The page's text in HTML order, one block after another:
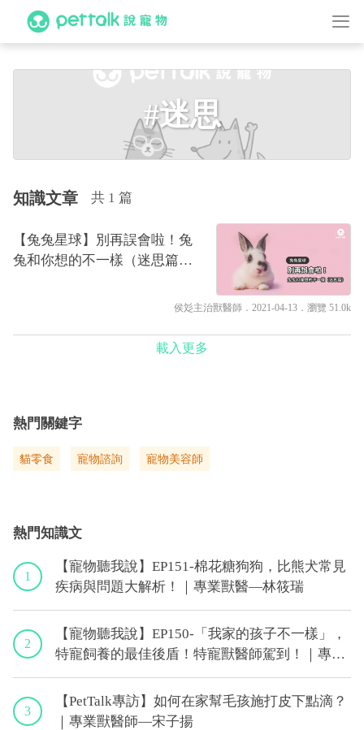
#迷思
知識文章 共 1 篇
【兔兔星球】別再誤會啦！兔
兔和你想的不一樣（迷思篇）
侯彣主治獸醫師 ．2021-04-13． 瀏覽 51.0k
載入更多
熱門關鍵字
貓零食 寵物諮詢 寵物美容師
熱門知識文
1
【寵物聽我說】EP151-棉花糖狗狗，比熊犬常見
疾病與問題大解析！｜專業獸醫—林筱瑞
2
【寵物聽我說】EP150-「我家的孩子不一樣」，
特寵飼養的最佳後盾！特寵獸醫師駕到！｜專業
獸醫—侯彣
3
【PetTalk專訪】如何在家幫毛孩施打皮下點滴？
｜專業獸醫師—宋子揚